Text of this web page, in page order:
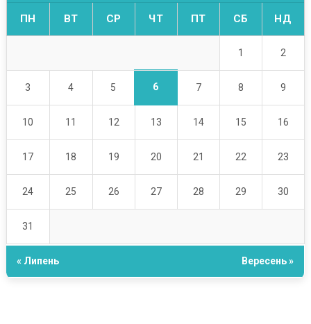
ПН ВТ СР ЧТ ПТ СБ НД
1 2
3 4 5 6 7 8 9
10 11 12 13 14 15 16
17 18 19 20 21 22 23
24 25 26 27 28 29 30
31
« Липень Вересень »